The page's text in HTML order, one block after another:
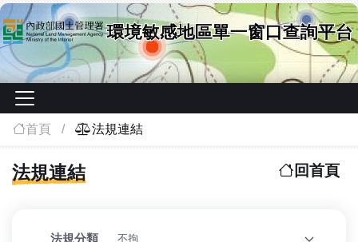
首頁 法規連結
法規連結 回首頁
法規分類